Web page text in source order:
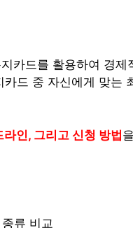
카드를 활용하여 경제
드 중 자신에게 맞는
인, 그리고 신청 방법